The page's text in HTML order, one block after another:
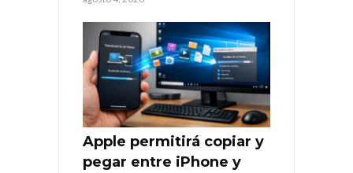
Apple permitirá copiar y
pegar entre iPhone y